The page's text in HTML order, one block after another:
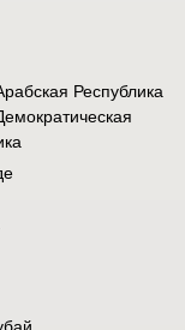
Республика